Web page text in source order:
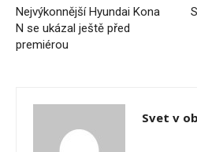
Nejvýkonnější Hyundai Kona
N se ukázal ještě před
premiérou
Svet v